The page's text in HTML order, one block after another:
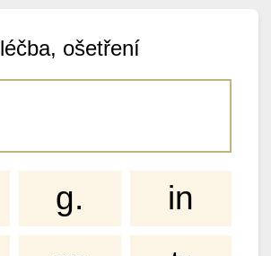
léčba, ošetření
g.
in